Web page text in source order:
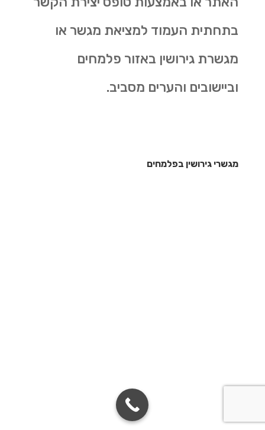
בתחתית העמוד למציאת מגשר או
מגשרת גירושין באזור פלמחים
וביישובים והערים מסביב.
מגשרי גירושין בפלמחים